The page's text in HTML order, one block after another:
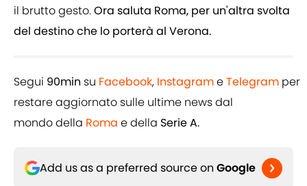
il brutto gesto.Ora saluta Roma, per un'altra svolta
del destino che lo porterà al Verona.
Segui 90min su Facebook, InstagrameTelegram per
restare aggiornato sulle ultime news dal
mondo della Roma e della Serie A.
Add us as a preferred source on Google